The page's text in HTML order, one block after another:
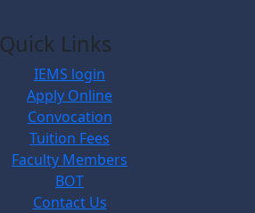
Quick Links
IEMS login
Apply Online
Convocation
Tuition Fees
Faculty Members
BOT
Contact Us